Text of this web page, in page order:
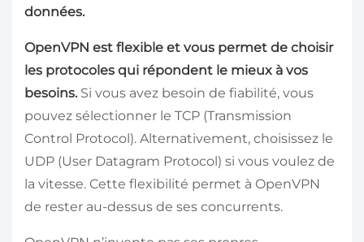
données.
OpenVPN est flexible et vous permet de choisir
les protocoles qui répondent le mieux à vos
besoins. Si vous avez besoin de fiabilité, vous
pouvez sélectionner le TCP (Transmission
Control Protocol). Alternativement, choisissez le
UDP (User Datagram Protocol) si vous voulez de
la vitesse. Cette flexibilité permet à OpenVPN
de rester au-dessus de ses concurrents.